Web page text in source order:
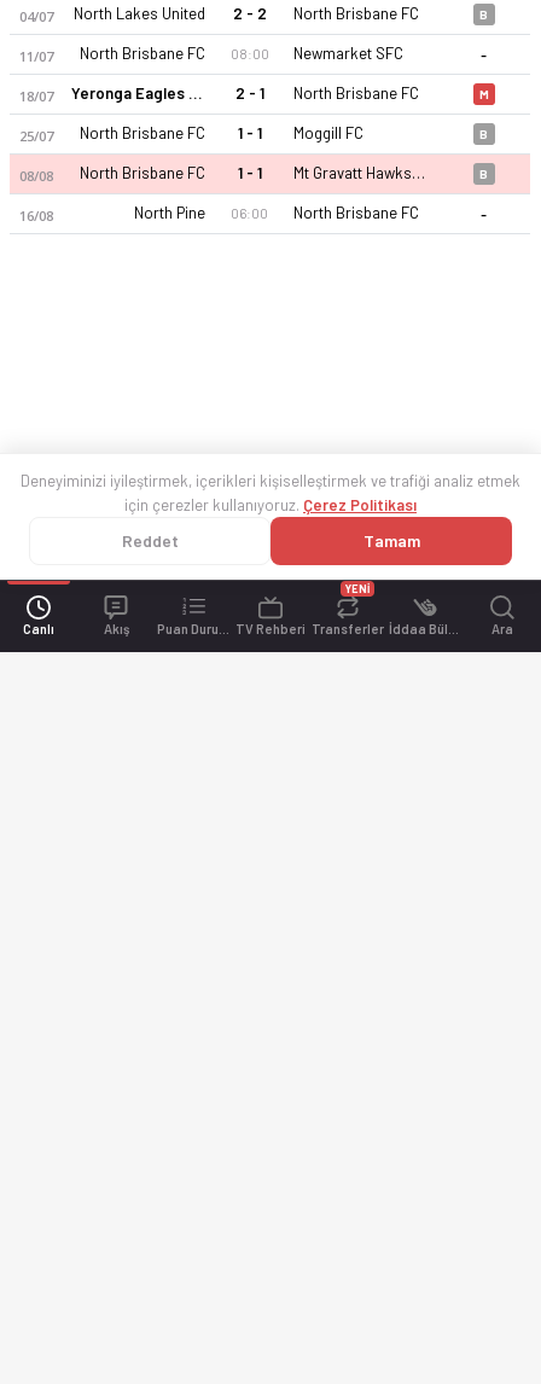
Canlı Akış TV Rehberi Transferler
YENİ
Ara
04/07 North Lakes United 2 - 2 North Brisbane FC B
11/07 North Brisbane FC 08:00 Newmarket SFC -
18/07 Yeronga Eagles FC 2 - 1 North Brisbane FC M
25/07 North Brisbane FC 1 - 1 Moggill FC B
08/08 North Brisbane FC 1 - 1 Mt Gravatt Hawks FC B
16/08 North Pine 06:00 North Brisbane FC -
Deneyiminizi iyileştirmek, içerikleri kişiselleştirmek ve trafiği analiz etmek
için çerezler kullanıyoruz. Çerez Politikası
Reddet Tamam